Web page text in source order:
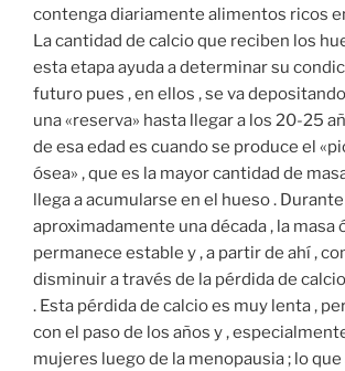
contenga diariamente alimentos ricos
La cantidad de calcio que reciben los
esta etapa ayuda a determinar su
futuro pues , en ellos , se va
una «reserva» hasta llegar a los 20-25
de esa edad es cuando se produce el
ósea» , que es la mayor cantidad de
llega a acumularse en el hueso . Durante
aproximadamente una década , la masa
permanece estable y , a partir de ahí ,
disminuir a través de la pérdida de
. Esta pérdida de calcio es muy lenta ,
con el paso de los años y ,
mujeres luego de la menopausia ; lo